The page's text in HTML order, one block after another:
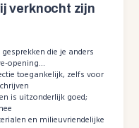
verknocht zijn
die je anders
opening…
toegankelijk, zelfs voor
is uitzonderlijk goed;
en milieuvriendelijke